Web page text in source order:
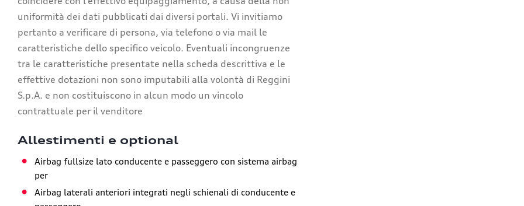
uniformità dei dati pubblicati dai diversi portali. Vi invitiamo
pertanto a verificare di persona, via telefono o via mail le
caratteristiche dello specifico veicolo. Eventuali incongruenze
tra le caratteristiche presentate nella scheda descrittiva e le
effettive dotazioni non sono imputabili alla volontà di Reggini
S.p.A. e non costituiscono in alcun modo un vincolo
contrattuale per il venditore
Allestimenti e optional
Airbag fullsize lato conducente e passeggero con sistema airbag
per
Airbag laterali anteriori integrati negli schienali di conducente e